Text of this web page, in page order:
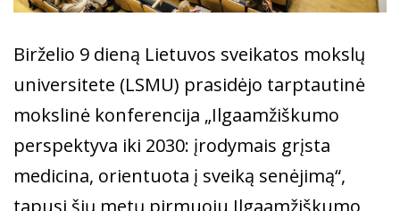
Birželio 9 dieną Lietuvos sveikatos mokslų
universitete (LSMU) prasidėjo tarptautinė
mokslinė konferencija „Ilgaamžiškumo
perspektyva iki 2030: įrodymais grįsta
medicina, orientuota į sveiką senėjimą“,
tapusi šių metų pirmuoju Ilgaamžiškumo